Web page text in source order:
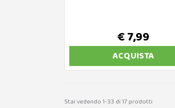
€ 7,99
ACQUISTA
Stai vedendo 1-33 di 17 prodotti